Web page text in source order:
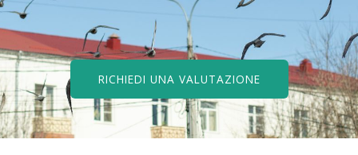
RICHIEDI UNA VALUTAZIONE